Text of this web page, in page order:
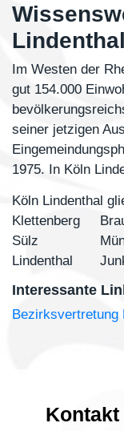
Lindenthal
Im Westen der
gut 154.000
seiner jetzigen
1975. In Köln
Köln Lindenthal
Klettenberg
Sülz
Lindenthal
Interessante
Bezirksvertretung
Kontakt